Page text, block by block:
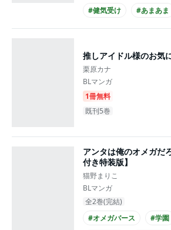
#健気受け
#あまあま
#先輩・後輩
#スーツ
推しアイドル様のお気
栗原カナ
BLマンガ
1冊無料
既刊5巻
アンタは俺のオメガだ
付き特装版】
猫野まりこ
BLマンガ
全2巻(完結)
#オメガバース
#学園